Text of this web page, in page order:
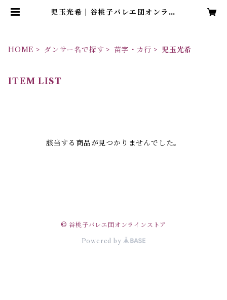
児玉光希 | 谷桃子バレエ団オンライ
HOME ダンサー名で探す 苗字・カ行 児玉光希
ITEM LIST
該当する商品が見つかりませんでした。
© 谷桃子バレエ団オンラインストア
Powered by